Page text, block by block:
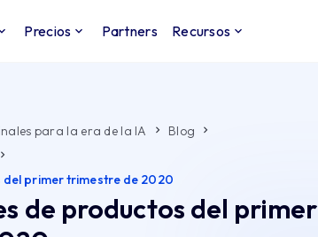
Precios Partners Recursos
para la era de la IA
Blog
primer trimestre de 2020
de productos del primer